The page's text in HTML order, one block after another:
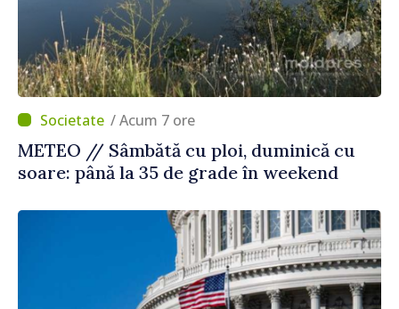
/ Acum 7 ore
METEO // Sâmbătă cu ploi, duminică cu
soare: până la 35 de grade în weekend